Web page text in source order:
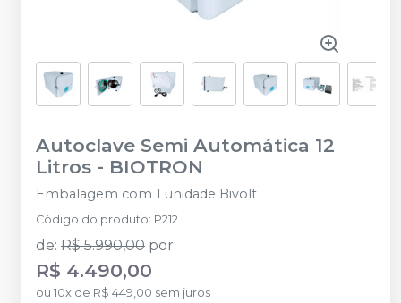
Autoclave Semi Automática 12
Litros - BIOTRON
Embalagem com 1 unidade Bivolt
Código do produto: P212
de: R$ 5.990,00 por:
R$ 4.490,00
ou 10x de R$ 449,00 sem juros